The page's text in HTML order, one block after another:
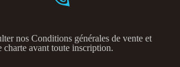
nos Conditions générales de vente et
charte avant toute inscription.